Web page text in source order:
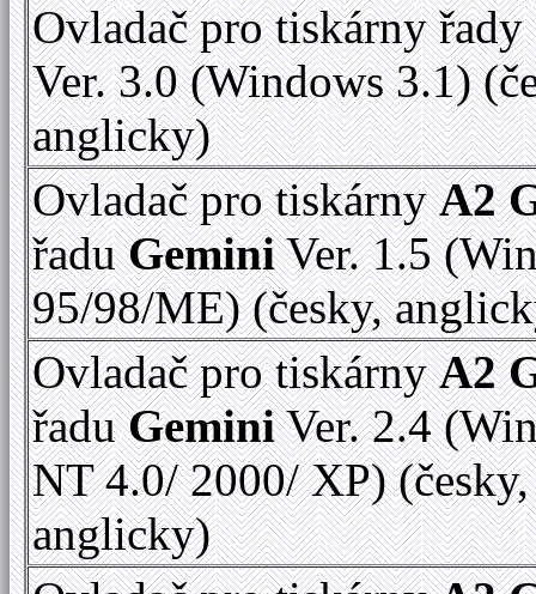
Ovladač pro tiskárny řady
Ver. 3.0 (Windows 3.1)
anglicky)
Ovladač pro tiskárnyA2
řaduGeminiVer. 1.5
95/98/ME) (česky,
Ovladač pro tiskárnyA2
řaduGeminiVer. 2.4
NT 4.0/ 2000/ XP) (česky,
anglicky)